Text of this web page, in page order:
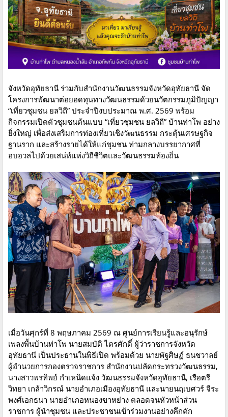
จังหวัดอุทัยธานี ร่วมกับสำนักงานวัฒนธรรมจังหวัดอุทัยธานี จัด
โครงการพัฒนาต่อยอดทุนทางวัฒนธรรมด้วยนวัตกรรมภูมิปัญญา
“เที่ยวชุมชน ยลวิถี” ประจำปีงบประมาณ พ.ศ. 2569 พร้อม
กิจกรรมเปิดตัวชุมชนต้นแบบ “เที่ยวชุมชน ยลวิถี” บ้านท่าโพ อย่าง
ยิ่งใหญ่ เพื่อส่งเสริมการท่องเที่ยวเชิงวัฒนธรรม กระตุ้นเศรษฐกิจ
ฐานราก และสร้างรายได้ให้แก่ชุมชน ท่ามกลางบรรยากาศที่
อบอวลไปด้วยเสน่ห์แห่งวิถีชีวิตและวัฒนธรรมท้องถิ่น
เมื่อวันศุกร์ที่ 8 พฤษภาคม 2569 ณ ศูนย์การเรียนรู้และอนุรักษ์
เพลงพื้นบ้านท่าโพ นายสมบัติ ไตรศักดิ์ ผู้ว่าราชการจังหวัด
อุทัยธานี เป็นประธานในพิธีเปิด พร้อมด้วย นายพัฐศิษฏ์ ธนชวาลย์
ผู้อำนวยการกองตรวจราชการ สำนักงานปลัดกระทรวงวัฒนธรรม,
นางสาวพรทิพย์ กำเหนิดแจ้ง วัฒนธรรมจังหวัดอุทัยธานี, เรือตรี
วิทยา เกล้าวิกรณ์ นายอำเภอเมืองอุทัยธานี และนายนฤเบศวร์ จีระ
พงศ์เอกธนา นายอำเภอหนองขาหย่าง ตลอดจนหัวหน้าส่วน
ราชการ ผู้นำชุมชน และประชาชนเข้าร่วมงานอย่างคึกคัก